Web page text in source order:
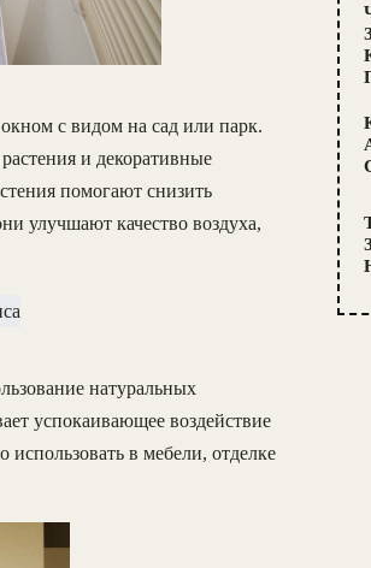
с видом на сад или парк.
и декоративные
помогают снизить
улучшают качество воздуха,
натуральных
успокаивающее воздействие
в мебели, отделке